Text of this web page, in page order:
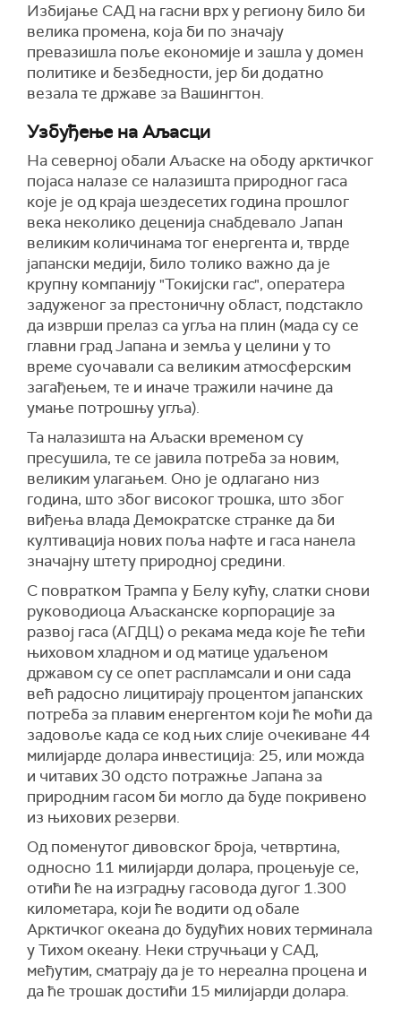
Избијање САД на гасни врх у региону било би
велика промена, која би по значају
превазишла поље економије и зашла у домен
политике и безбедности, јер би додатно
везала те државе за Вашингтон.
Узбуђење на Аљасци
На северној обали Аљаске на ободу арктичког
појаса налазе се налазишта природног гаса
које је од краја шездесетих година прошлог
века неколико деценија снабдевало Јапан
великим количинама тог енергента и, тврде
јапански медији, било толико важно да је
крупну компанију "Токијски гас", оператера
задуженог за престоничну област, подстакло
да изврши прелаз са угља на плин (мада су се
главни град Јапана и земља у целини у то
време суочавали са великим атмосферским
загађењем, те и иначе тражили начине да
умање потрошњу угља).
Та налазишта на Аљаски временом су
пресушила, те се јавила потреба за новим,
великим улагањем. Оно је одлагано низ
година, што због високог трошка, што због
виђења влада Демократске странке да би
култивација нових поља нафте и гаса нанела
значајну штету природној средини.
С повратком Трампа у Белу кућу, слатки снови
руководиоца Аљасканске корпорације за
развој гаса (АГДЦ) о рекама меда које ће тећи
њиховом хладном и од матице удаљеном
државом су се опет распламсали и они сада
већ радосно лицитирају процентом јапанских
потреба за плавим енергентом који ће моћи да
задовоље када се код њих слије очекиване 44
милијарде долара инвестиција: 25, или можда
и читавих 30 одсто потражње Јапана за
природним гасом би могло да буде покривено
из њихових резерви.
Од поменутог дивовског броја, четвртина,
односно 11 милијарди долара, процењује се,
отићи ће на изградњу гасовода дугог 1.300
километара, који ће водити од обале
Арктичког океана до будућих нових терминала
у Тихом океану. Неки стручњаци у САД,
међутим, сматрају да је то нереална процена и
да ће трошак достићи 15 милијарди долара.